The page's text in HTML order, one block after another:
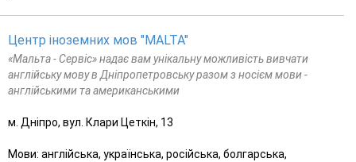
Центр іноземних мов "MALTA"
«Мальта - Сервіс» надає вам унікальну можливість вивчати
англійську мову в Дніпропетровську разом з носієм мови -
англійськими та американськими
м. Дніпро, вул. Клари Цеткін, 13
Мови: англійська, українська, російська, болгарська,